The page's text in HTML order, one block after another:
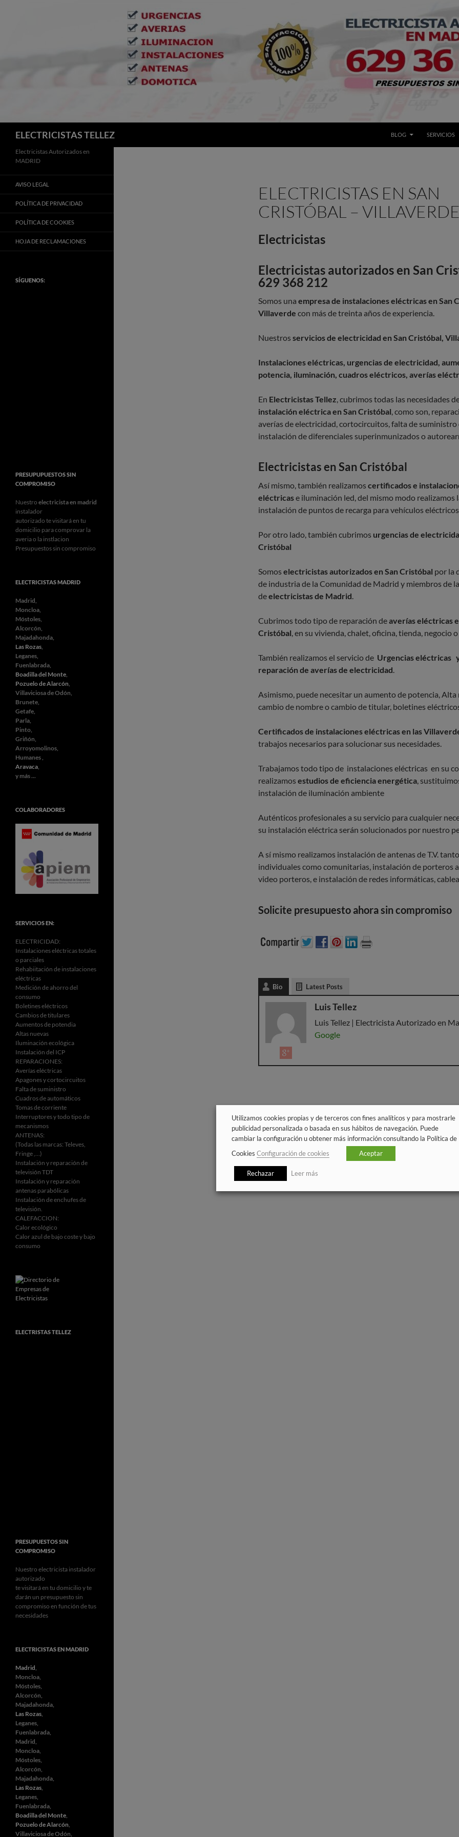
ELECTRICISTAS TELLEZ BLOG SERVICIOS
ELECTRICISTAS EN SAN
CRISTÓBAL – VILLAVERDE
Electricistas
Electricistas autorizados en San
629 368 212
Somos una empresa de instalaciones eléctricas en San
Villaverde con más de treinta años de experiencia.
Nuestros servicios de electricidad en San Cristóbal,
Instalaciones eléctricas, urgencias de electricidad,
potencia, iluminación, cuadros eléctricos, averías
En Electricistas Tellez, cubrimos todas las necesidades
instalación eléctrica en San Cristóbal, como son,
averías de electricidad, cortocircuitos, falta de suministro
instalación de diferenciales superinmunizados o
Electricistas en San Cristóbal
Así mismo, también realizamos certificados e
eléctricase iluminación led, del mismo modo realizamos
instalación de puntos de recarga para vehículos
Por otro lado, también cubrimos urgencias de
Cristóbal
Somos electricistas autorizados en San Cristóbal por la
de industria de la Comunidad de Madrid y miembros de
deelectricistas de Madrid.
Cubrimos todo tipo de reparación deaverías eléctricas
Cristóbal, en su vivienda, chalet, oficina, tienda, negocio
También realizamos el servicio de Urgencias eléctricas
reparación de averías de electricidad.
Asimismo, puede necesitar un aumento de potencia, Alta
cambio de nombre o cambio de titular, boletines
Certificados de instalaciones eléctricas en las
trabajos necesarios para solucionar sus necesidades.
Trabajamos todo tipo de instalaciones eléctricas en su
realizamos estudios de eficiencia energética,
instalación de iluminación ambiente
Auténticos profesionales a su servicio para cualquier
su instalación eléctrica serán solucionados por nuestro
A sí mismo realizamos instalación de antenas de T.V. tanto
individuales como comunitarias, instalación de porteros
video porteros, e instalación de redes informáticas,
Solicite presupuesto ahora sin compromiso
Bio Latest Posts
Luis Tellez
Luis Tellez | Electricista Autorizado en
Google
Electricistas Autorizados en
MADRID
AVISO LEGAL
POLÍTICA DE PRIVACIDAD
POLÍTICA DE COOKIES
HOJA DE RECLAMACIONES
SÍGUENOS:
PRESUPUPUESTOS SIN
COMPROMISO
Nuestro electricista en madrid
instalador
autorizado te visitará en tu
domicilio para comprovar la
averia o la instlacion
Presupuestos sin compromiso
ELECTRICISTAS MADRID
Madrid,
Moncloa,
Móstoles,
Alcorcón,
Majadahonda,
Las Rozas,
Leganes,
Fuenlabrada,
Boadilla del Monte,
Pozuelo de Alarcón,
Villaviciosa de Odón,
Brunete,
Getafe,
Parla,
Pinto,
Griñón,
Arroyomolinos,
Humanes ,
Aravaca,
y más ...
COLABORADORES
SERVICIOS EN:
ELECTRICIDAD:
Instalaciones eléctricas totales
o parciales
Rehabiitación de instalaciones
eléctricas
Medición de ahorro del
consumo
Boletines eléctricos
Cambios de titulares
Aumentos de potendia
Altas nuevas
Iluminación ecológica
Instalación del ICP
REPARACIONES:
Averías eléctricas
Apagones y cortocircuitos
Falta de suministro
Cuadros de automáticos
Tomas de corriente
Interruptores y todo tipo de
mecanismos
ANTENAS:
(Todas las marcas: Televes,
Fringe ,…)
Instalación y reparación de
televisión TDT
Instalación y reparación
antenas parabólicas
Instalación de enchufes de
televisión.
CALEFACCION:
Calor ecológico
Calor azul de bajo coste y bajo
consumo
ELECTRISTAS TELLEZ
PRESUPUESTOS SIN
COMPROMISO
Nuestro electricista instalador
autorizado
te visitará en tu domicilio y te
darán un presupuesto sin
compromiso en función de tus
necesidades
ELECTRICISTAS EN MADRID
Madrid,
Moncloa,
Móstoles,
Alcorcón,
Majadahonda,
Las Rozas,
Leganes,
Fuenlabrada,
Madrid,
Moncloa,
Móstoles,
Alcorcón,
Majadahonda,
Las Rozas,
Leganes,
Fuenlabrada,
Boadilla del Monte,
Pozuelo de Alarcón,
Villaviciosa de Odón,
Utilizamos cookies propias y de terceros con fines analíticos y para mostrarle
publicidad personalizada o basada en sus hábitos de navegación. Puede
cambiar la configuración u obtener más información consultando la Política de
Cookies Configuración de cookies Aceptar
Rechazar Leer más